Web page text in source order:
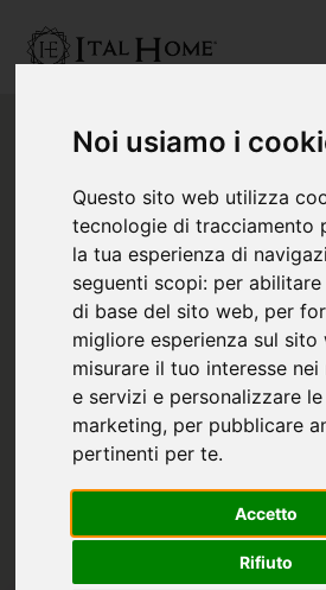
Noi usiamo i
Questo sito web utilizza
tecnologie di tracciamento
la tua esperienza di
seguenti scopi: per
di base del sito web, per
migliore esperienza sul sito
misurare il tuo interesse
e servizi e personalizzare
marketing, per pubblicare
pertinenti per te.
Accetto
Rifiuto